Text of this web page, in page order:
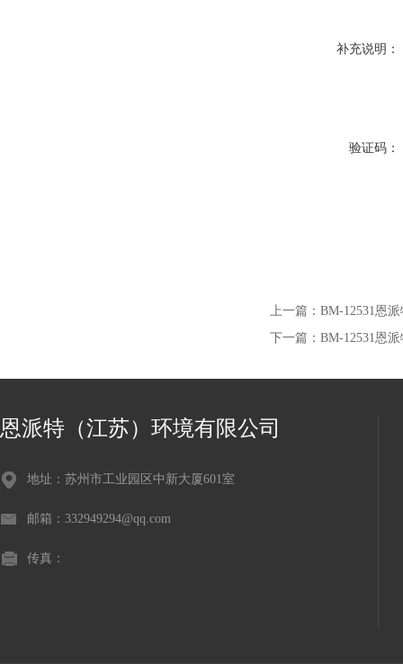
补充说明：
验证码：
上一篇： BM-12531恩
下一篇： BM-12531恩
恩派特（江苏）环境有限公司
地址：苏州市工业园区中新大厦601室
邮箱：332949294@qq.com
传真：